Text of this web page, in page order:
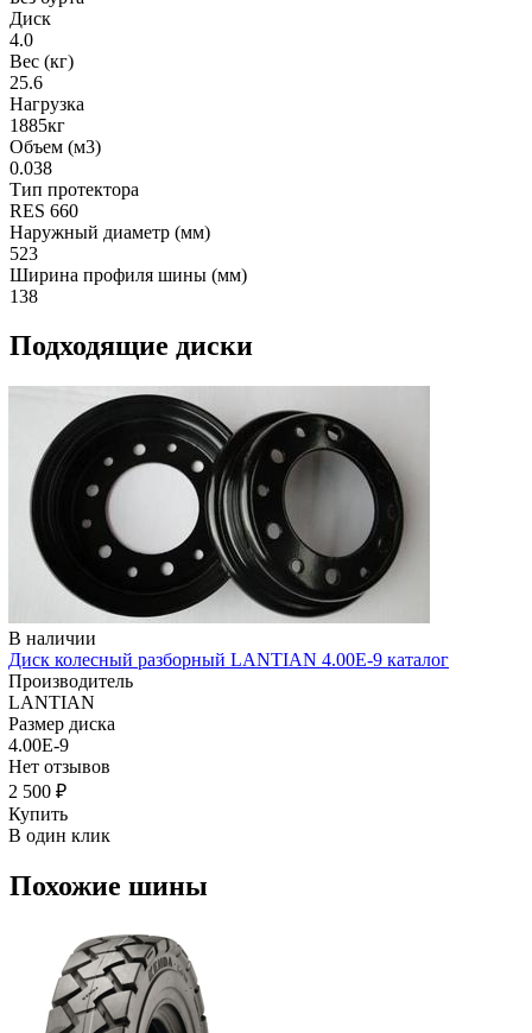
Диск
4.0
Вес (кг)
25.6
Нагрузка
1885кг
Объем (м3)
0.038
Тип протектора
RES 660
Наружный диаметр (мм)
523
Ширина профиля шины (мм)
138
Подходящие диски
В наличии
Диск колесный разборный LANTIAN 4.00E-9 каталог
Производитель
LANTIAN
Размер диска
4.00E-9
Нет отзывов
2 500 ₽
Купить
В один клик
Похожие шины